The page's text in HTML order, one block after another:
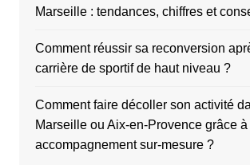
Marseille : tendances, chiffres et
Comment réussir sa reconversion
carrière de sportif de haut niveau ?
Comment faire décoller son activité
Marseille ou Aix-en-Provence grâce à
accompagnement sur-mesure ?